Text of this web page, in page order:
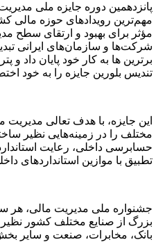
پانزدهمین دوره جایزه ملی
مهم‌ترین رویدادهای حوزه مالی
مؤثر برای بهبود و ارتقای سطح
شرکت‌ها و سازمان‌های ایرانی
برترین ها به کار خود پایان داد و
تندیس بلورین جایزه را به خود
این جایزه، با هدف تعالی
مختلف را در زمینه‌هایی نظیر
حسابرسی داخلی، رعایت
تطبیق با موازین استانداردهای
جشنواره ملی مدیریت مالی،
بزرگ از صنایع مختلف کشور نظیر
بانک، مخابرات، صنعت و سایر